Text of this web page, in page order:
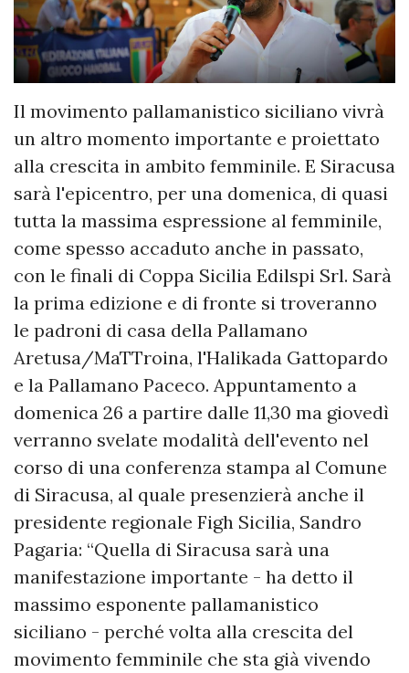
Il movimento pallamanistico siciliano vivrà
un altro momento importante e proiettato
alla crescita in ambito femminile. E Siracusa
sarà l'epicentro, per una domenica, di quasi
tutta la massima espressione al femminile,
come spesso accaduto anche in passato,
con le finali di Coppa Sicilia Edilspi Srl. Sarà
la prima edizione e di fronte si troveranno
le padroni di casa della Pallamano
Aretusa/MaTTroina, l'Halikada Gattopardo
e la Pallamano Paceco. Appuntamento a
domenica 26 a partire dalle 11,30 ma giovedì
verranno svelate modalità dell'evento nel
corso di una conferenza stampa al Comune
di Siracusa, al quale presenzierà anche il
presidente regionale Figh Sicilia, Sandro
Pagaria: “Quella di Siracusa sarà una
manifestazione importante - ha detto il
massimo esponente pallamanistico
siciliano - perché volta alla crescita del
movimento femminile che sta già vivendo